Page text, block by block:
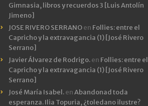
Gimnasia, libros y recuerdos 3 [Luis Antolín
Jimeno]
JOSE RIVERO SERRANOen Follies: entre el
Capricho y la extravagancia (1) [José Rivero
Serrano]
Javier Álvarez de Rodrigo.en Follies: entre el
Capricho y la extravagancia (1) [José Rivero
Serrano]
José María Isabel.enAbandonad toda
esperanza. Ilia Topuria, ¿toledano ilustre?